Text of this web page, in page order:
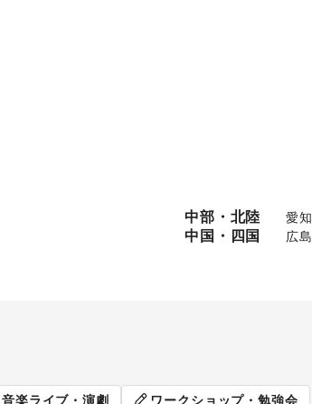
中部・北陸 愛知
中国・四国 広島
販促イベント
音楽ライブ・演劇 ワークショップ・勉強会